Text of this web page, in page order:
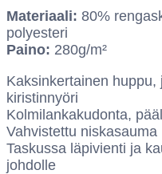
Materiaali: 80%
polyesteri
Paino: 280g/m²
Kaksinkertainen
kiristinnyöri
Kolmilankakudonta,
Vahvistettu niskasauma
Taskussa läpivienti ja
johdolle